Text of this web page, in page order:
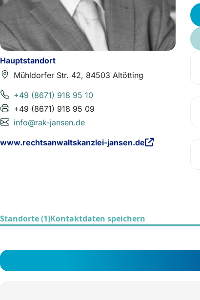
Hauptstandort
Mühldorfer Str. 42, 84503 Altötting
+49 (8671) 918 95 10
+49 (8671) 918 95 09
info@rak-jansen.de
www.rechtsanwaltskanzlei-jansen.de
Standorte (1)Kontaktdaten speichern